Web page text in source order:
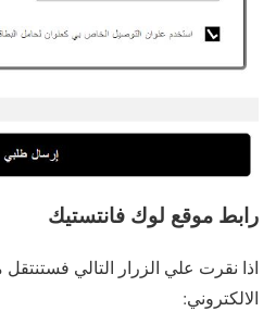
رابط موقع لوك فانتستيك
اذا نقرت علي الزرار التالي
الالكتروني: